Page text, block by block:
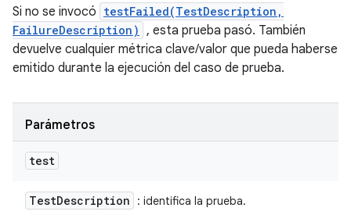
Si no se invocó testFailed(TestDescription,
FailureDescription) , esta prueba pasó. También
devuelve cualquier métrica clave/valor que pueda haberse
emitido durante la ejecución del caso de prueba.
Parámetros
test
TestDescription : identifica la prueba.